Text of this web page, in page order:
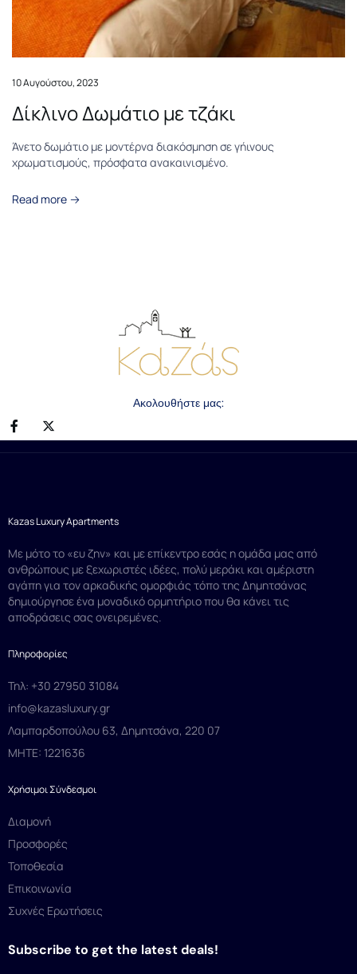
10 Αυγούστου, 2023
Δίκλινο Δωμάτιο με τζάκι
Άνετο δωμάτιο με μοντέρνα διακόσμηση σε γήινους
χρωματισμούς, πρόσφατα ανακαινισμένο.
Read more
Ακολουθήστε μας:
Kazas Luxury Apartments
Με μότο το «ευ ζην» και με επίκεντρο εσάς η ομάδα μας από
ανθρώπους με ξεχωριστές ιδέες, πολύ μεράκι και αμέριστη
αγάπη για τον αρκαδικής ομορφιάς τόπο της Δημητσάνας
δημιούργησε ένα μοναδικό ορμητήριο που θα κάνει τις
αποδράσεις σας ονειρεμένες.
Πληροφορίες
Τηλ: +30 27950 31084
info@kazasluxury.gr
Λαμπαρδοπούλου 63, Δημητσάνα, 220 07
MHTE: 1221636
Χρήσιμοι Σύνδεσμοι
Διαμονή
Προσφορές
Τοποθεσία
Επικοινωνία
Συχνές Ερωτήσεις
Subscribe to get the latest deals!